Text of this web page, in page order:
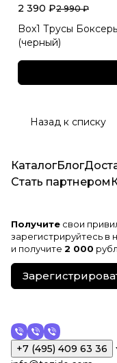
2 390 ₽2 990 ₽
Box1 Трусы
(черный)
Назад к списку
КаталогБлог
Стать партнером
Получите свои
зарегистрируйтесь
и получите 2 000
+7 (495) 409 63 36